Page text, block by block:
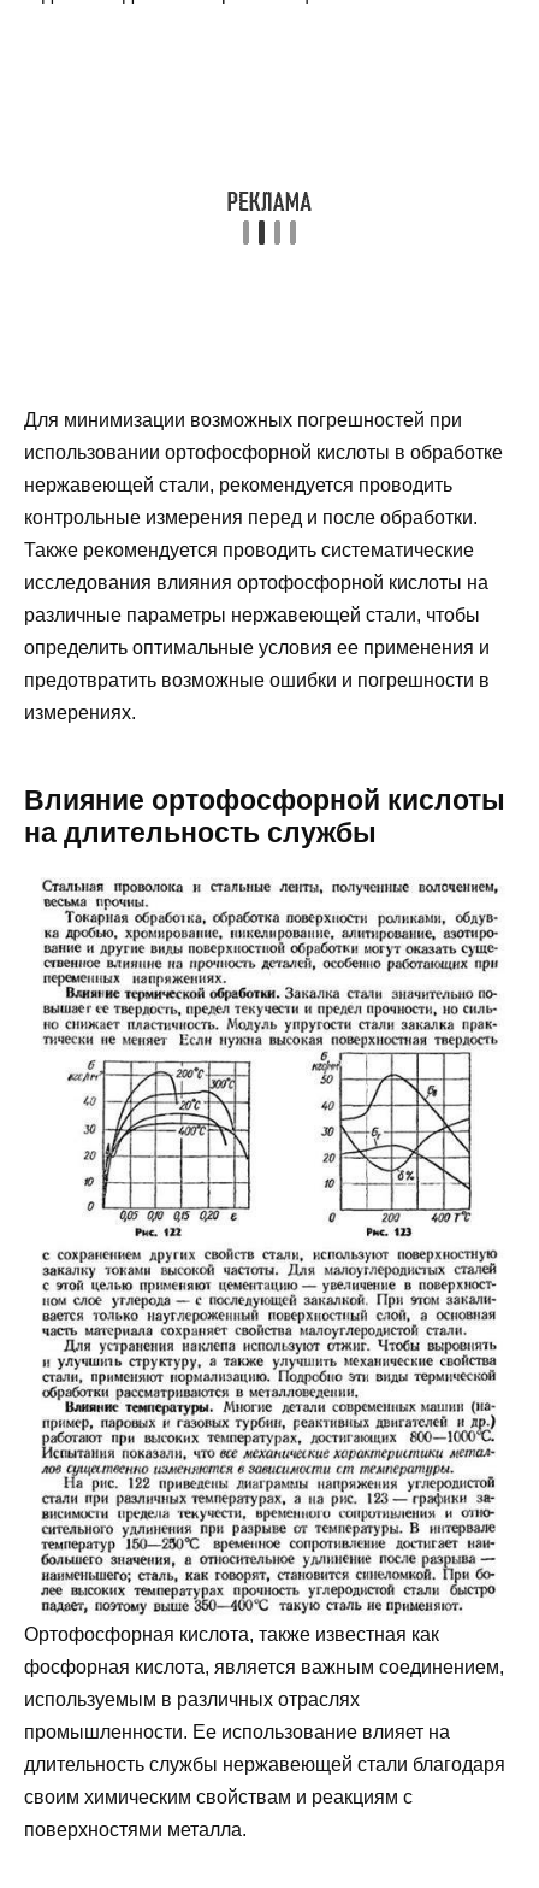
Для минимизации возможных погрешностей при
использовании ортофосфорной кислоты в обработке
нержавеющей стали, рекомендуется проводить
контрольные измерения перед и после обработки.
Также рекомендуется проводить систематические
исследования влияния ортофосфорной кислоты на
различные параметры нержавеющей стали, чтобы
определить оптимальные условия ее применения и
предотвратить возможные ошибки и погрешности в
измерениях.
Влияние ортофосфорной кислоты
на длительность службы
Ортофосфорная кислота, также известная как
фосфорная кислота, является важным соединением,
используемым в различных отраслях
промышленности. Ее использование влияет на
длительность службы нержавеющей стали благодаря
своим химическим свойствам и реакциям с
поверхностями металла.